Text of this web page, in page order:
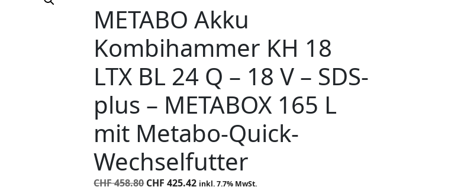
METABO Akku
Kombihammer KH 18
LTX BL 24 Q – 18 V – SDS-
plus – METABOX 165 L
mit Metabo-Quick-
Wechselfutter
CHF458.80 Ursprünglicher
CHF 425.42Aktueller
inkl. 7.7% MwSt.